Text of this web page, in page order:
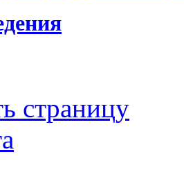
страницу